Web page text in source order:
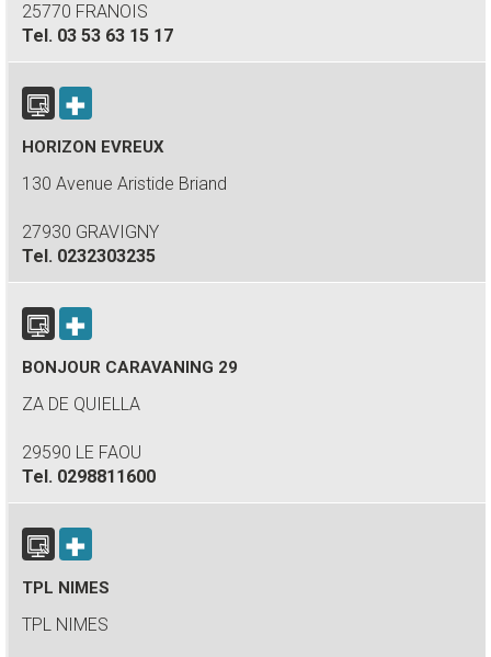
25770 FRANOIS
Tel. 03 53 63 15 17
HORIZON EVREUX
130 Avenue Aristide Briand
27930 GRAVIGNY
Tel. 0232303235
BONJOUR CARAVANING 29
ZA DE QUIELLA
29590 LE FAOU
Tel. 0298811600
TPL NIMES
TPL NIMES